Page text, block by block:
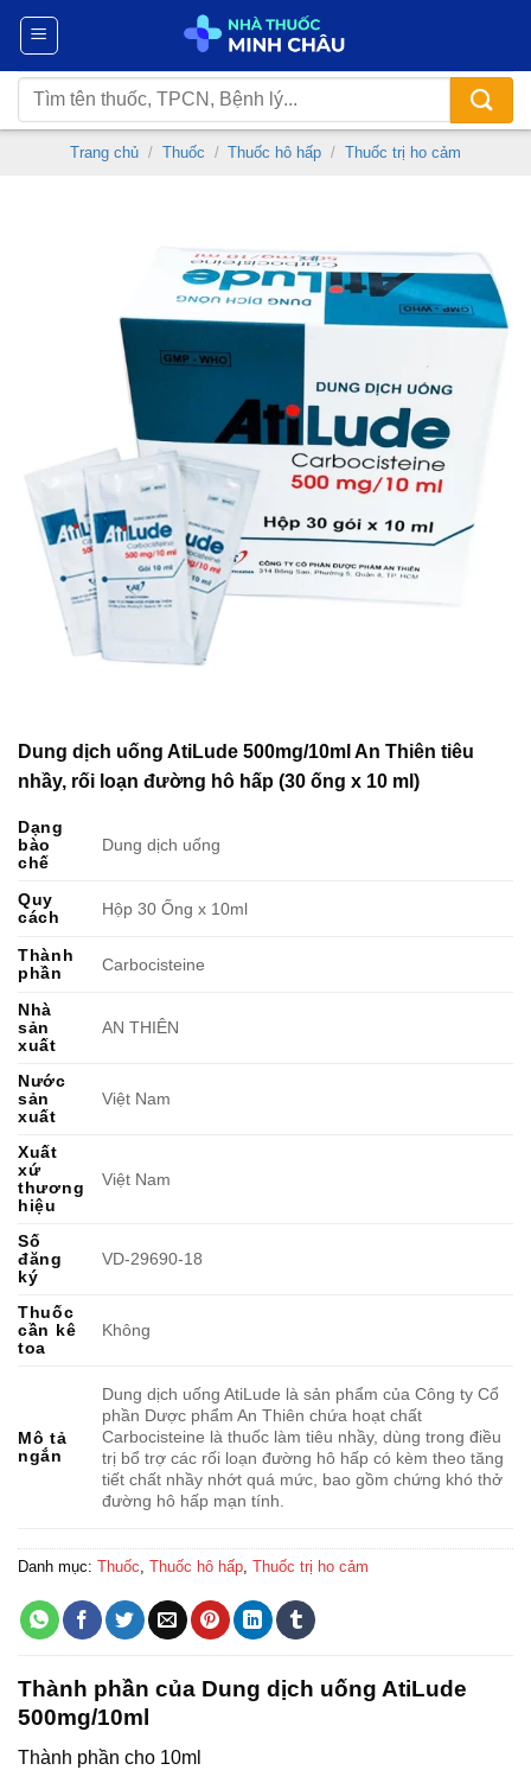
Chuyển
nội
dung
Tìm
kiếm:
Trang chủ / Thuốc / Thuốc hô hấp / Thuốc trị ho cảm
Dung dịch uống AtiLude 500mg/10ml An Thiên tiêu
nhầy, rối loạn đường hô hấp (30 ống x 10 ml)
Dạng
bào
chế
Dung dịch uống
Quy
cách
Hộp 30 Ống x 10ml
Thành
phần
Carbocisteine
Nhà
sản
xuất
AN THIÊN
Nước
sản
xuất
Việt Nam
Xuất
xứ
thương
hiệu
Việt Nam
Số
đăng
ký
VD-29690-18
Thuốc
cần kê
toa
Không
Mô tả
ngắn
Dung dịch uống AtiLude là sản phẩm của Công ty Cổ
phần Dược phẩm An Thiên chứa hoạt chất
Carbocisteine là thuốc làm tiêu nhầy, dùng trong điều
trị bổ trợ các rối loạn đường hô hấp có kèm theo tăng
tiết chất nhầy nhớt quá mức, bao gồm chứng khó thở
đường hô hấp mạn tính.
Danh mục: Thuốc Thuốc hô hấp Thuốc trị ho cảm
Thành phần của Dung dịch uống AtiLude
500mg/10ml
Thành phần cho 10ml